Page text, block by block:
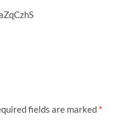
fields are marked *